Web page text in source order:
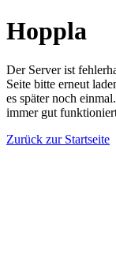
Hoppla
Der Server ist
Seite bitte erneut
es später noch
immer gut
Zurück zur Startseite